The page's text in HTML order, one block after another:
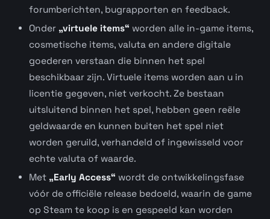
forumberichten, bugrapporten en feedback.
Onder „virtuele items“ worden alle in-game items,
cosmetische items, valuta en andere digitale
goederen verstaan die binnen het spel
beschikbaar zijn. Virtuele items worden aan u in
licentie gegeven, niet verkocht. Ze bestaan
uitsluitend binnen het spel, hebben geen reële
geldwaarde en kunnen buiten het spel niet
worden geruild, verhandeld of ingewisseld voor
echte valuta of waarde.
Met „Early Access“ wordt de ontwikkelingsfase
vóór de officiële release bedoeld, waarin de game
op Steam te koop is en gespeeld kan worden